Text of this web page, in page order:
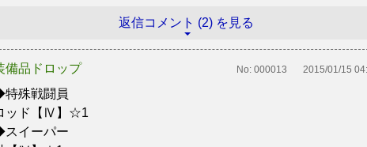
返信コメント (2) を見る
備品ドロップ No: 000013 2015/01/15
殊戦闘員
ッド【Ⅳ】☆1
イーパー